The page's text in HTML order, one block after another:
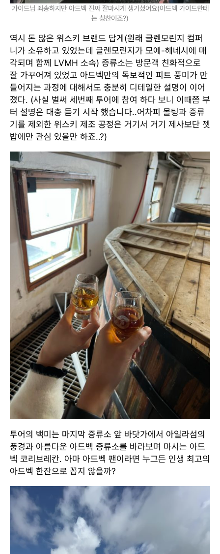
가이드님 죄송하지만 아드벡 진짜 잘마시게 생기셨어요(아드벡 가이드한테
는 칭찬이죠?)
역시 돈 많은 위스키 브랜드 답게(원래 글렌모린지 컴퍼
니가 소유하고 있었는데 글렌모린지가 모에-헤네시에 매
각되며 함께 LVMH 소속) 증류소는 방문객 친화적으로
잘 가꾸어져 있었고 아드벡만의 독보적인 피트 풍미가 만
들어지는 과정에 대해서도 충분히 디테일한 설명이 이어
졌다. (사실 벌써 세번째 투어에 참여 하다 보니 이때쯤 부
터 설명은 대충 듣기 시작 했습니다..어차피 몰팅과 증류
기를 제외한 위스키 제조 공정은 거기서 거기 제사보단 젯
밥에만 관심 있을만 하죠..?)
투어의 백미는 마지막 증류소 앞 바닷가에서 아일라섬의
풍경과 아름다운 아드벡 증류소를 바라보며 마시는 아드
벡 코리브레칸. 아마 아드벡 팬이라면 누그든 인생 최고의
아드벡 한잔으로 꼽지 않을까?